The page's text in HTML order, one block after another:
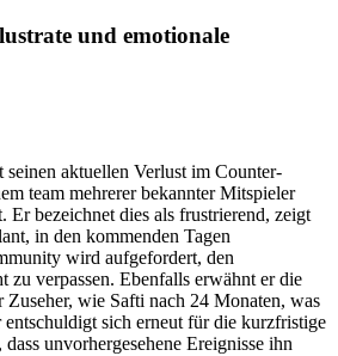
und emotionale
seinen aktuellen Verlust im Counter-
team mehrerer bekannter Mitspieler
Er bezeichnet dies als frustrierend, zeigt
in den kommenden Tagen
wird aufgefordert, den
zu verpassen. Ebenfalls erwähnt er die
Zuseher, wie Safti nach 24 Monaten, was
sich erneut für die kurzfristige
unvorhergesehene Ereignisse ihn